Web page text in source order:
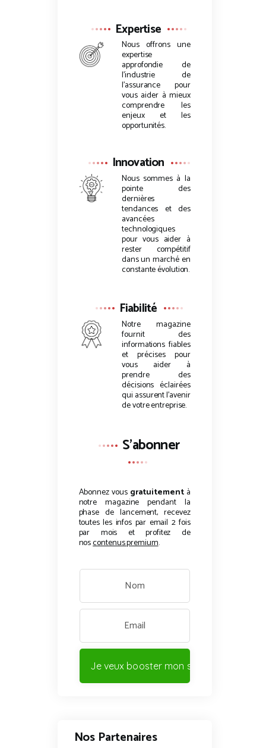
Expertise
Nous offrons une
expertise
approfondie de
l’industrie de
l’assurance pour
vous aider à mieux
comprendre les
enjeux et les
opportunités.
Innovation
Nous sommes à la
pointe des
dernières
tendances et des
avancées
technologiques
pour vous aider à
rester compétitif
dans un marché en
constante évolution.
Fiabilité
Notre magazine
fournit des
informations fiables
et précises pour
vous aider à
prendre des
décisions éclairées
qui assurent l’avenir
de votre entreprise.
S'abonner
Abonnez vous gratuitementà
notre magazine pendant la
phase de lancement, recevez
toutes les infos par email 2 fois
par mois et profitez de
noscontenus premium.
Je veux booster mon site !
Nos Partenaires